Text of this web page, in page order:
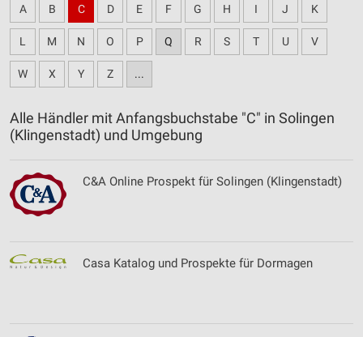
A B C D E F G H I J K
L M N O P Q R S T U V
W X Y Z ...
Alle Händler mit Anfangsbuchstabe "C" in Solingen
(Klingenstadt) und Umgebung
C&A Online Prospekt für Solingen (Klingenstadt)
Casa Katalog und Prospekte für Dormagen